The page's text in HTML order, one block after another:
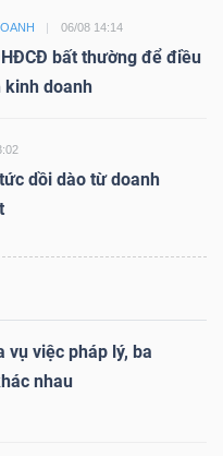
06/08 14:14
bất thường để điều
kinh doanh
dồi dào từ doanh
vụ việc pháp lý, ba
nhau